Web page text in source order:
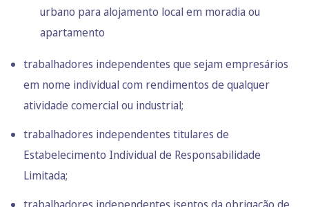
urbano para alojamento local em moradia ou
apartamento
trabalhadores independentes que sejam empresários
em nome individual com rendimentos de qualquer
atividade comercial ou industrial;
trabalhadores independentes titulares de
Estabelecimento Individual de Responsabilidade
Limitada;